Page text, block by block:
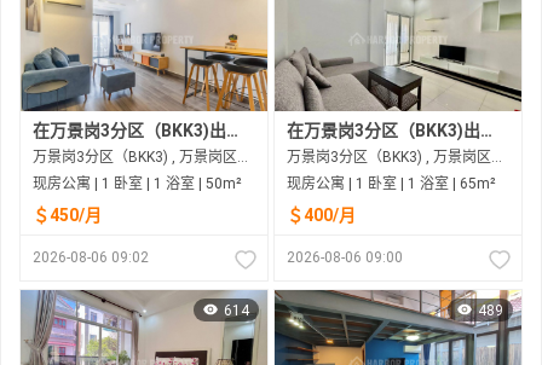
在万景岗3分区（BKK3)出租的现房公寓
万景岗3分区（BKK3) , 万景岗区（BKK) , 金边市
现房公寓 | 1 卧室 | 1 浴室 | 50m²
＄450/月
2026-08-06 09:02
在万景岗3分区（BKK3)出租的现房公寓
万景岗3分区（BKK3) , 万景岗区（BKK) , 金边市
现房公寓 | 1 卧室 | 1 浴室 | 65m²
＄400/月
2026-08-06 09:00
614 489